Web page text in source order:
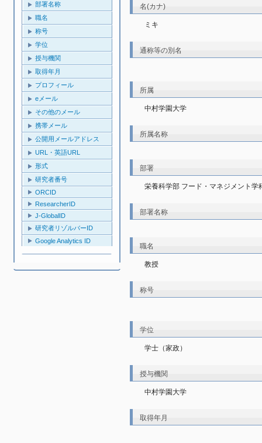
部署名称
職名
称号
学位
授与機関
取得年月
プロフィール
eメール
その他のメール
携帯メール
公開用メールアドレス
URL・英語URL
形式
研究者番号
ORCID
ResearcherID
J-GlobalID
研究者リゾルバーID
Google Analytics ID
名(カナ)
ミキ
通称等の別名
所属
中村学園大学
所属名称
部署
栄養科学部 フード・マネジメント学
部署名称
職名
教授
称号
学位
学士（家政）
授与機関
中村学園大学
取得年月